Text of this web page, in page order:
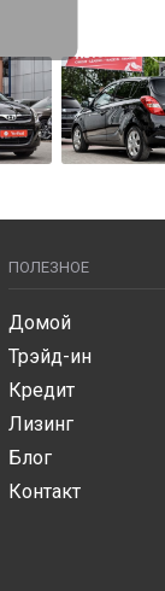
ПОЛЕЗНОЕ
Домой
Трэйд-ин
Кредит
Лизинг
Блог
Контакт